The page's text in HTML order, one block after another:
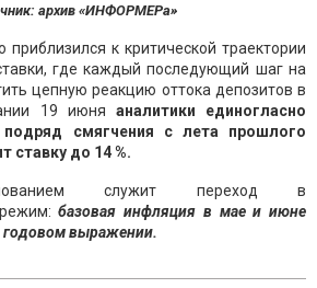
архив «ИНФОРМЕРа»
приблизился к критической траектории
где каждый последующий шаг на
цепную реакцию оттока депозитов в
19 июня аналитики единогласно
смягчения с лета прошлого
ставку до 14 %.
служит переход в
режим:базовая инфляция в мае и июне
годовом выражении.